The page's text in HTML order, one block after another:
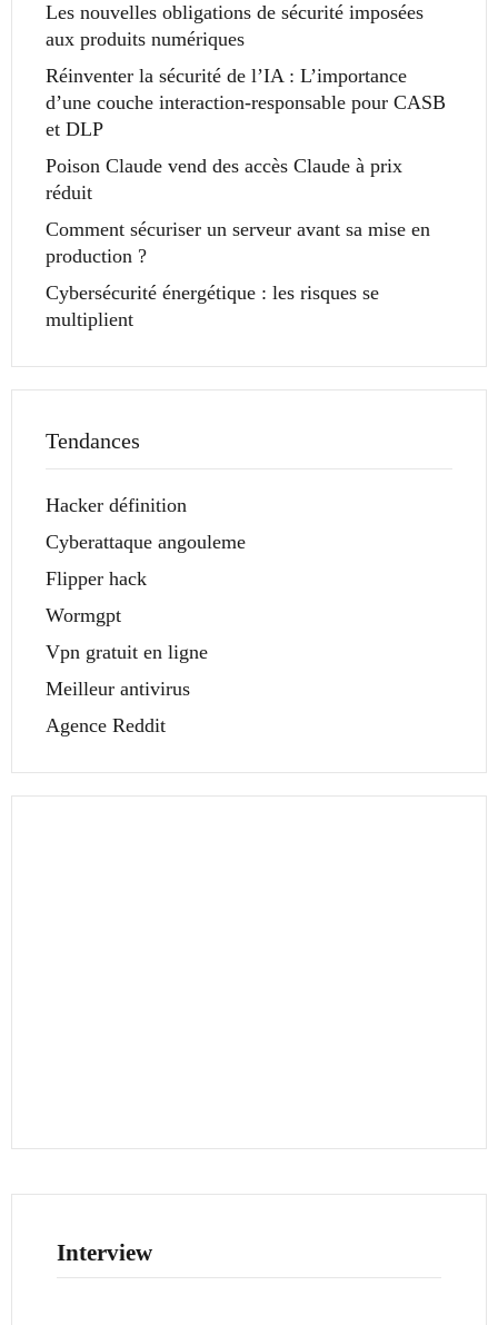
Les nouvelles obligations de sécurité imposées
aux produits numériques
Réinventer la sécurité de l’IA : L’importance
d’une couche interaction-responsable pour CASB
et DLP
Poison Claude vend des accès Claude à prix
réduit
Comment sécuriser un serveur avant sa mise en
production ?
Cybersécurité énergétique : les risques se
multiplient
Tendances
Hacker définition
Cyberattaque angouleme
Flipper hack
Wormgpt
Vpn gratuit en ligne
Meilleur antivirus
Agence Reddit
Interview